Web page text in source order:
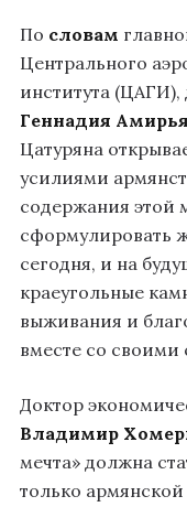
По словам
Центрального
института (ЦАГИ),
Геннадия
Цатуряна
усилиями
содержания этой
сформулировать
сегодня, и на
краеугольные
выживания и
вместе со своими
Доктор
Владимир
мечта» должна
только